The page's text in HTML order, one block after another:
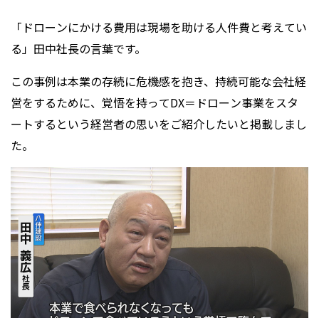
「ドローンにかける費用は現場を助ける人件費と考えてい
る」田中社長の言葉です。
この事例は本業の存続に危機感を抱き、持続可能な会社経
営をするために、覚悟を持ってDX＝ドローン事業をスタ
ートするという経営者の思いをご紹介したいと掲載しまし
た。